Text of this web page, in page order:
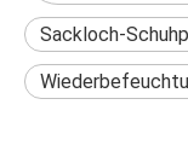
Sackloch-